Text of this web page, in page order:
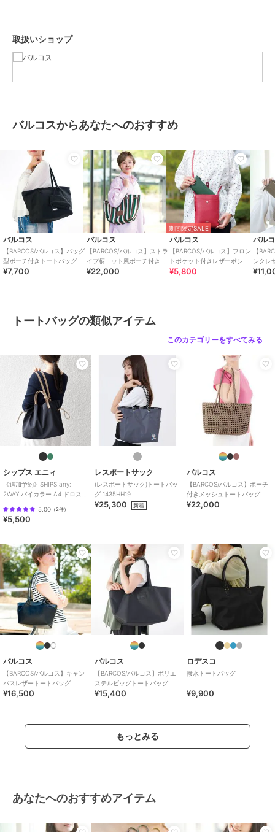
素材
牛革
取扱いショップ
バルコスからあなたへのおすすめ
バルコス
【BARCOS/バルコス】バッグ
型ポーチ付きトートバッグ
¥7,700
バルコス
【BARCOS/バルコス】ストラ
イプ柄ニット風ポーチ付きト
ートバッグ
¥22,000
期間限定SALE
バルコス
【BARCOS/バルコス】フロン
トポケット付きレザーポシェ
ット
¥5,800
バル
【
ンクレ
トートバッグの類似アイテム
このカテゴリーをすべてみる
シップス エニィ
《追加予約》SHIPS any:
2WAY バイカラー A4 ドロスト
5.00 （2件）
¥5,500
レスポートサック
(レスポートサック)トートバッ
グ 1435HH19
¥25,300 新着
バルコス
【BARCOS/バルコス】ポーチ
付きメッシュトートバッグ
¥22,000
バルコス
【BARCOS/バルコス】キャン
バスレザートートバッグ
¥16,500
バルコス
【BARCOS/バルコス】ポリエ
ステルビッグトートバッグ
¥15,400
ロデスコ
撥水トートバッグ
¥9,900
もっとみる
あなたへのおすすめアイテム